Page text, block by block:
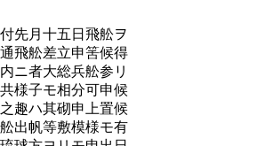
先月十五日飛舩ヲ
飛舩差立申筈候得
ニ者大総兵舩参リ
様子モ相分可申候
趣ハ其砌申上置候
出帆等敷模様モ有